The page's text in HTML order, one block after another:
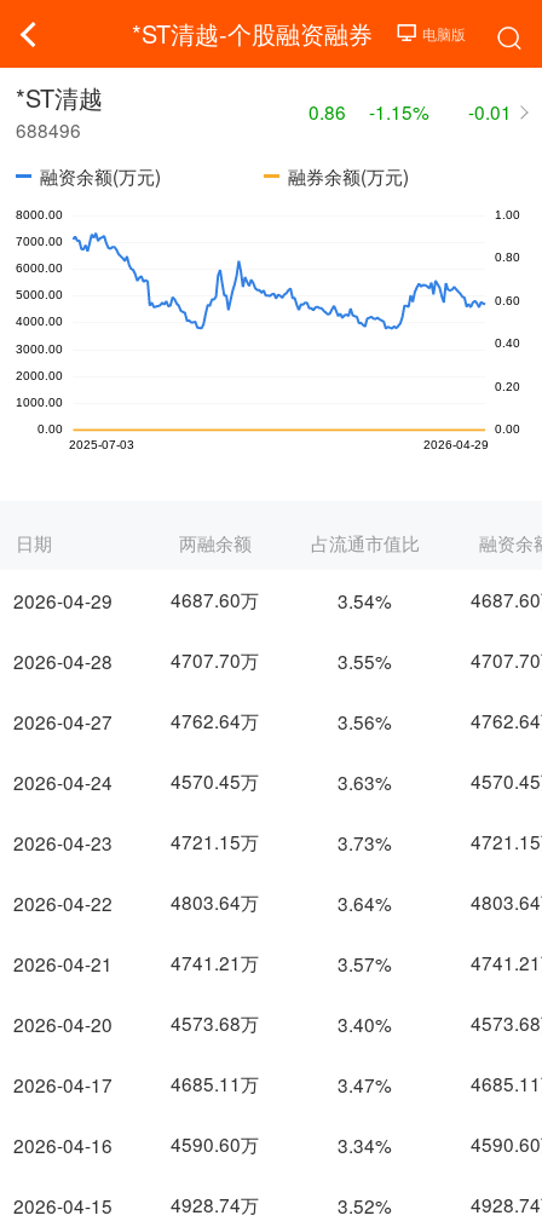
*ST清越-个股融资融券
*ST清越
688496
0.86 -1.15% -0.01
融资余额(万元) 融券余额(万元)
日期
2026-04-29
2026-04-28
2026-04-27
2026-04-24
2026-04-23
2026-04-22
2026-04-21
2026-04-20
2026-04-17
2026-04-16
2026-04-15
两融余额 占流通市值比 融资余
4687.60万 3.54%
4707.70万 3.55%
4762.64万 3.56%
4570.45万 3.63%
4721.15万 3.73%
4803.64万 3.64%
4741.21万 3.57%
4573.68万 3.40%
4685.11万 3.47%
4590.60万 3.34%
4928.74万 3.52%